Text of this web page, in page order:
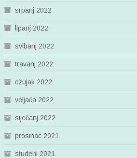
srpanj 2022
lipanj 2022
svibanj 2022
travanj 2022
ožujak 2022
veljača 2022
siječanj 2022
prosinac 2021
studeni 2021